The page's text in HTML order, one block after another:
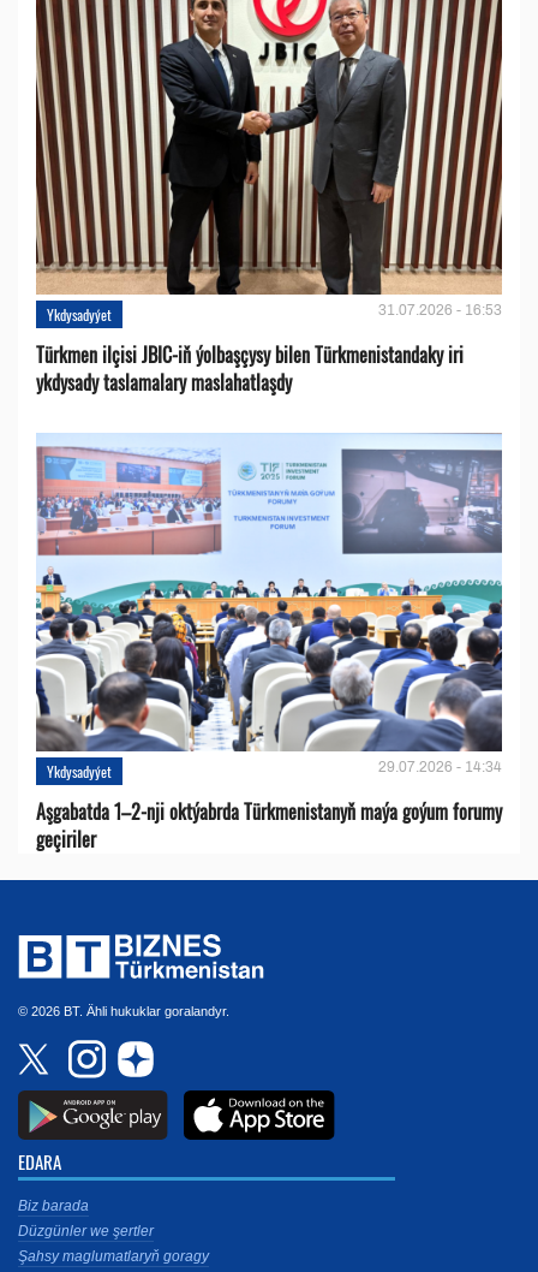
Ykdysadyýet 31.07.2026 - 16:53
Türkmen ilçisi JBIC-iň ýolbaşçysy bilen Türkmenistandaky iri
ykdysady taslamalary maslahatlaşdy
Ykdysadyýet 29.07.2026 - 14:34
Aşgabatda 1–2-nji oktýabrda Türkmenistanyň maýa goýum forumy
geçiriler
© 2026 BT. Ähli hukuklar goralandyr.
EDARA
Biz barada
Düzgünler we şertler
Şahsy maglumatlaryň goragy